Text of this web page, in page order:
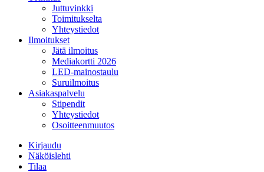
Juttuvinkki
Toimitukselta
Yhteystiedot
Ilmoitukset
Jätä ilmoitus
Mediakortti 2026
LED-mainostaulu
Suruilmoitus
Asiakaspalvelu
Stipendit
Yhteystiedot
Osoitteenmuutos
Kirjaudu
Näköislehti
Tilaa